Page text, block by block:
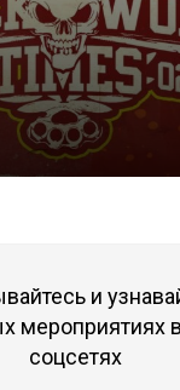
и
мероприятиях
соцсетях